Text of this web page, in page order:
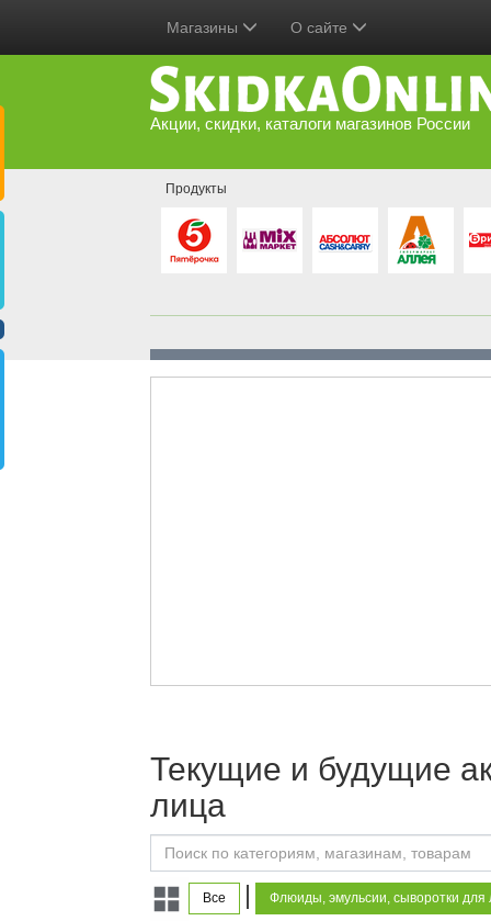
Магазины О сайте
Акции, скидки, каталоги магазинов России
Продукты
Текущие и будущие
лица
Все | Флюиды, эмульсии, сыворотки для